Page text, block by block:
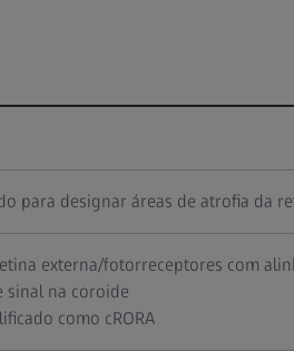
para designar áreas de atrofia da
externa/fotorreceptores com
sinal na coroide
como cRORA